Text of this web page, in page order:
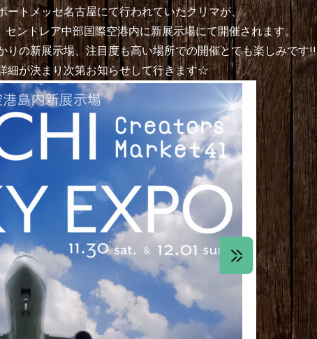
ートメッセ名古屋にて行われていたクリマが、
セントレア中部国際空港内に新展示場にて開催されます。
りの新展示場、注目度も高い場所での開催とても楽しみです!!
細が決まり次第お知らせして行きます☆